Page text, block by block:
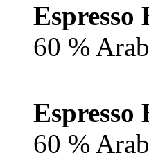
Espresso
60 %
Espresso
60 %